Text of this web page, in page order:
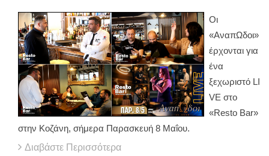
Οι
«ΑναπΩδοι»
έρχονται για
ένα
ξεχωριστό LI
VE στο
«Resto Bar»
στην Κοζάνη, σήμερα Παρασκευή 8 Μαΐου.
Διαβάστε Περισσότερα